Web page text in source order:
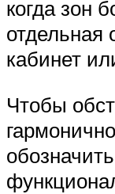
когда зон
отдельная
кабинет
Чтобы